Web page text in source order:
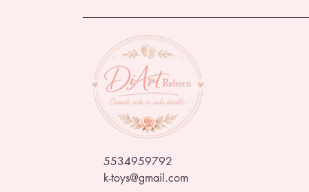
5534959792
k-toys@gmail.com